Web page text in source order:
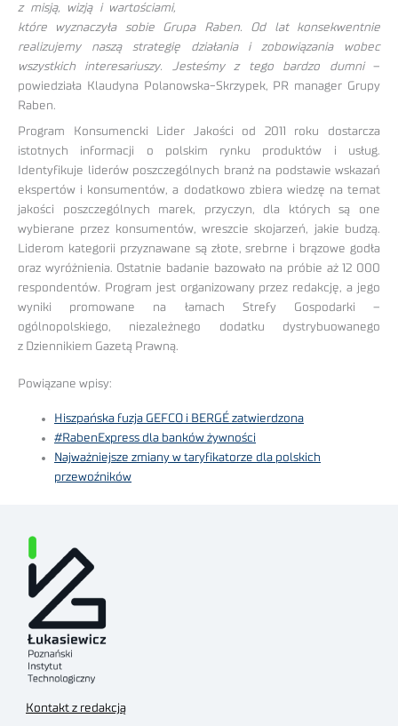
z misją, wizją i wartościami,
które wyznaczyła sobie Grupa Raben. Od lat konsekwentnie
realizujemy naszą strategię działania i zobowiązania wobec
wszystkich interesariuszy. Jesteśmy z tego bardzo dumni–
powiedziała Klaudyna Polanowska-Skrzypek, PR manager Grupy
Raben.
Program Konsumencki Lider Jakości od 2011 roku dostarcza
istotnych informacji o polskim rynku produktów i usług.
Identyfikuje liderów poszczególnych branż na podstawie wskazań
ekspertów i konsumentów, a dodatkowo zbiera wiedzę na temat
jakości poszczególnych marek, przyczyn, dla których są one
wybierane przez konsumentów, wreszcie skojarzeń, jakie budzą.
Liderom kategorii przyznawane są złote, srebrne i brązowe godła
oraz wyróżnienia. Ostatnie badanie bazowało na próbie aż 12 000
respondentów. Program jest organizowany przez redakcję, a jego
wyniki promowane na łamach Strefy Gospodarki –
ogólnopolskiego, niezależnego dodatku dystrybuowanego
z Dziennikiem Gazetą Prawną.
Powiązane wpisy:
Hiszpańska fuzja GEFCO i BERGÉ zatwierdzona
#RabenExpress dla banków żywności
Najważniejsze zmiany w taryfikatorze dla polskich
przewoźników
Kontakt z redakcją